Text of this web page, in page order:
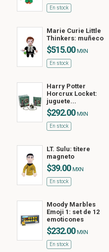
En stock
Marie Curie Little
Thinkers: muñeco
$515.00 MXN
En stock
Harry Potter
Horcrux Locket:
juguete...
$292.00 MXN
En stock
LT. Sulu: títere
magneto
$39.00 MXN
En stock
Moody Marbles
Emoji 1: set de 12
emoticones
$232.00 MXN
En stock